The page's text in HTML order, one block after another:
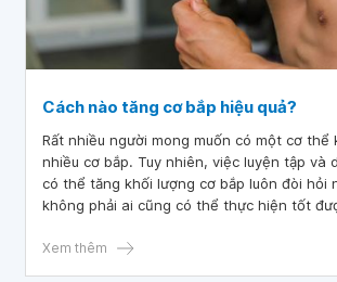
Cách nào tăng cơ bắp hiệu quả?
Rất nhiều người mong muốn có một cơ thể
nhiều cơ bắp. Tuy nhiên, việc luyện tập và
có thể tăng khối lượng cơ bắp luôn đòi hỏi
không phải ai cũng có thể thực hiện tốt
Xem thêm